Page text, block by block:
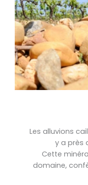
Les alluvions
y a près
Cette
domaine,